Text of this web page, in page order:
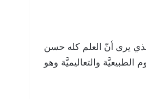
يرى أنّ العلم كله حسن
والتعاليميَّة وهو